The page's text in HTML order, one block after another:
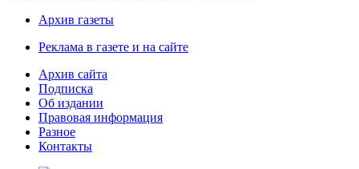
Архив газеты
Реклама в газете и на сайте
Архив сайта
Подписка
Об издании
Правовая информация
Разное
Контакты